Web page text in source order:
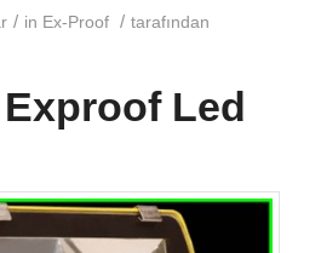
/ in Ex-Proof / tarafından
Led